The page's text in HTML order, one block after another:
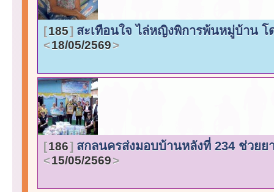
185 สะเทือนใจ ไล่หญิงพิการพ้นหมู่บ้าน
18/05/2569
186 สกลนครส่งมอบบ้านหลังที่ 234 ช่วย
15/05/2569